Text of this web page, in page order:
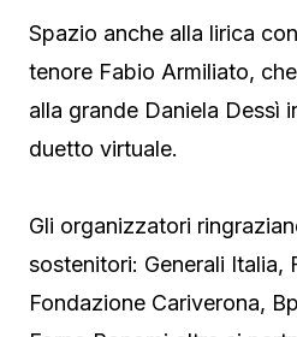
Spazio anche alla lirica
tenore Fabio Armiliato,
alla grande Daniela Dessì
duetto virtuale.
Gli organizzatori
sostenitori: Generali Italia,
Fondazione Cariverona,